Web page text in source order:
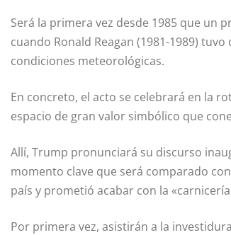
Será la primera vez desde 1985 que un
cuando Ronald Reagan (1981-1989)
condiciones meteorológicas.
En concreto, el acto se celebrará en la
espacio de gran valor simbólico que
Allí, Trump pronunciará su discurso
momento clave que será comparado
país y prometió acabar con la
Por primera vez, asistirán a la